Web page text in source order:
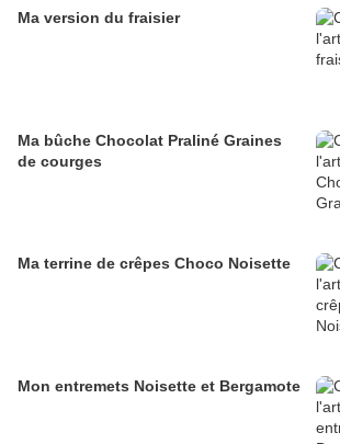
Ma version du fraisier
Ma bûche Chocolat Praliné Graines
de courges
Ma terrine de crêpes Choco Noisette
Mon entremets Noisette et Bergamote